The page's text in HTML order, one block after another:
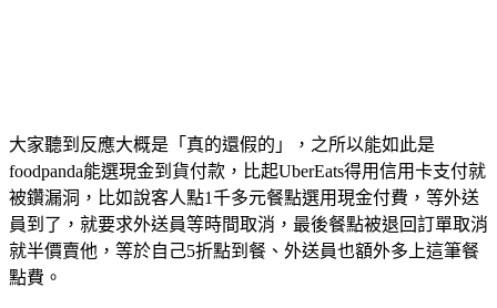
大家聽到反應大概是「真的還假的」，之所以能如此是
foodpanda能選現金到貨付款，比起UberEats得用信用卡支付就
被鑽漏洞，比如說客人點1千多元餐點選用現金付費，等外送
員到了，就要求外送員等時間取消，最後餐點被退回訂單取消
就半價賣他，等於自己5折點到餐、外送員也額外多上這筆餐